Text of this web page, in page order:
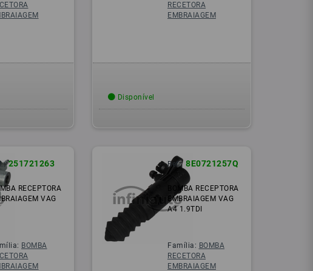
RECETORA
EMBRAIAGEM
Disponível
251721263
RECEPTORA
VAG
BOMBA
Ref.: 8E0721257Q
BOMBA RECEPTORA
EMBRAIAGEM VAG
A4 1.9TDI
Família: BOMBA
RECETORA
EMBRAIAGEM